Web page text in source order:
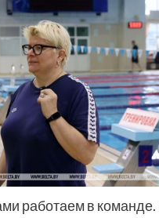
работаем в команде.